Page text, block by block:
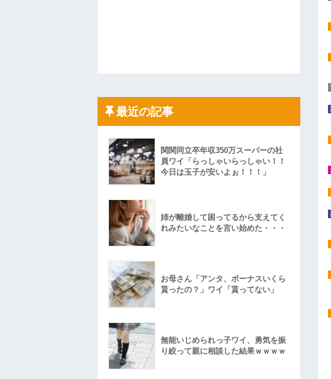
最近の記事
関関同立卒年収350万スーパーの社
員ワイ「らっしゃいらっしゃい！！
今日は玉子が安いよぉ！！！」
姉が離婚して困ってるから支えてく
れみたいなことを言い始めた・・・
お母さん「アンタ、ボーナスいくら
貰ったの？」ワイ「貰ってない」
無能いじめられっ子ワイ、勇気を振
り絞って親に相談した結果ｗｗｗｗ